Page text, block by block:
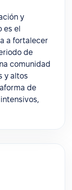
y
es el
a fortalecer
de
comunidad
y altos
de